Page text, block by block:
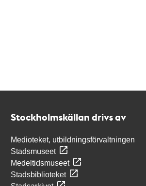
Stockholmskällan drivs av
Medioteket, utbildningsförvaltningen
Stadsmuseet
Medeltidsmuseet
Stadsbiblioteket